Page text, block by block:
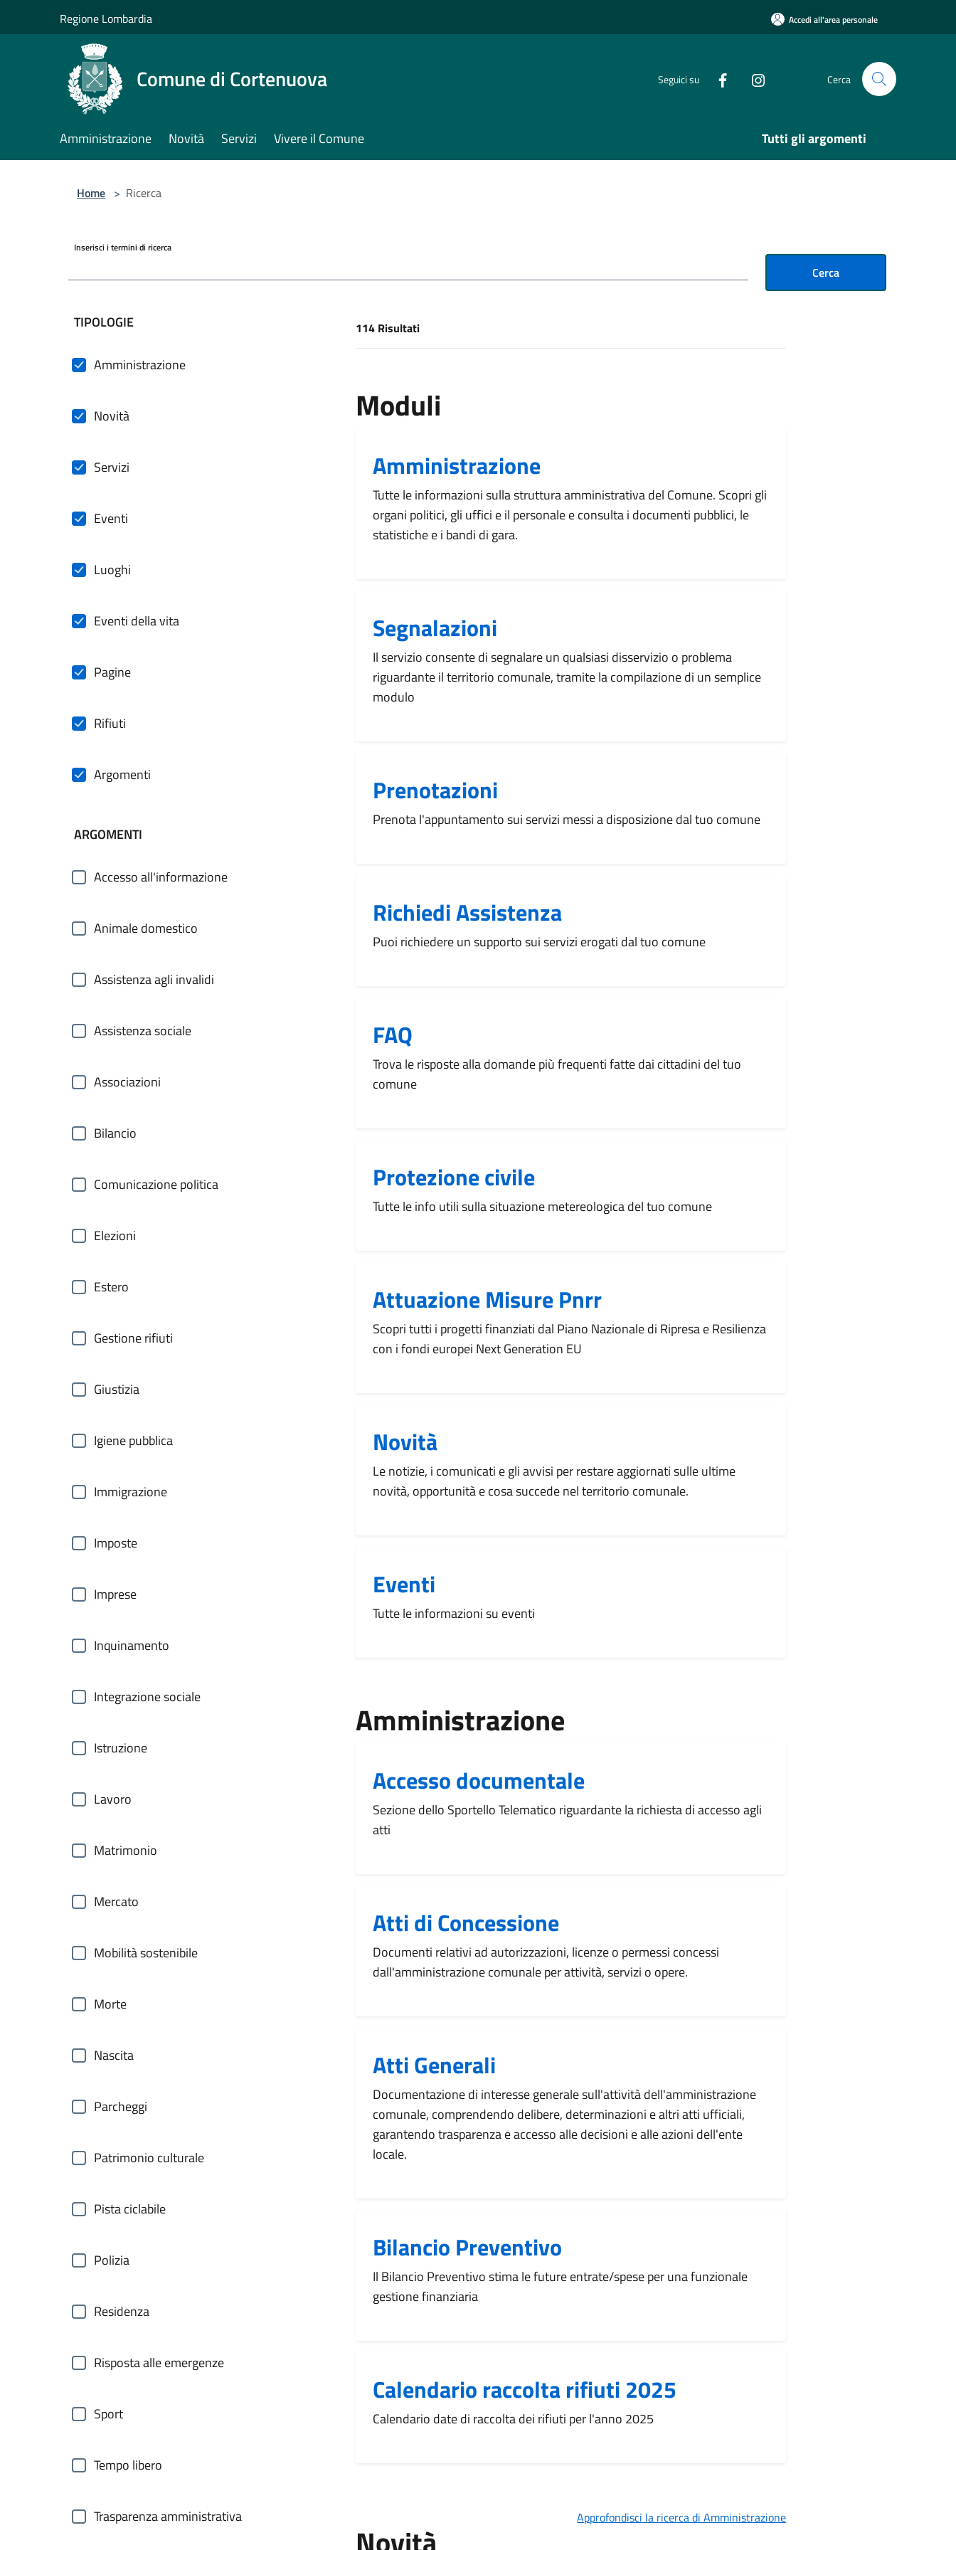
Regione Lombardia Accedi all'area personale
Comune di Cortenuova Seguici su Cerca
Amministrazione Novità Servizi Vivere il Comune Tutti gli argomenti
Home > Ricerca
Inserisci i termini di ricerca
Cerca
filtri da applicare
TIPOLOGIE
Amministrazione
Novità
Servizi
Eventi
Luoghi
Eventi della vita
Pagine
Rifiuti
Argomenti
ARGOMENTI
Accesso all'informazione
Animale domestico
Assistenza agli invalidi
Assistenza sociale
Associazioni
Bilancio
Comunicazione politica
Elezioni
Estero
Gestione rifiuti
Giustizia
Igiene pubblica
Immigrazione
Imposte
Imprese
Inquinamento
Integrazione sociale
Istruzione
Lavoro
Matrimonio
Mercato
Mobilità sostenibile
Morte
Nascita
Parcheggi
Patrimonio culturale
Pista ciclabile
Polizia
Residenza
Risposta alle emergenze
Sport
Tempo libero
Trasparenza amministrativa
[results] Risultati
114 Risultati
Moduli
Amministrazione
Tutte le informazioni sulla struttura amministrativa del Comune. Scopri gli
organi politici, gli uffici e il personale e consulta i documenti pubblici, le
statistiche e i bandi di gara.
Segnalazioni
Il servizio consente di segnalare un qualsiasi disservizio o problema
riguardante il territorio comunale, tramite la compilazione di un semplice
modulo
Prenotazioni
Prenota l'appuntamento sui servizi messi a disposizione dal tuo comune
Richiedi Assistenza
Puoi richiedere un supporto sui servizi erogati dal tuo comune
FAQ
Trova le risposte alla domande più frequenti fatte dai cittadini del tuo
comune
Protezione civile
Tutte le info utili sulla situazione metereologica del tuo comune
Attuazione Misure Pnrr
Scopri tutti i progetti finanziati dal Piano Nazionale di Ripresa e Resilienza
con i fondi europei Next Generation EU
Novità
Le notizie, i comunicati e gli avvisi per restare aggiornati sulle ultime
novità, opportunità e cosa succede nel territorio comunale.
Eventi
Tutte le informazioni su eventi
Amministrazione
Accesso documentale
Sezione dello Sportello Telematico riguardante la richiesta di accesso agli
atti
Atti di Concessione
Documenti relativi ad autorizzazioni, licenze o permessi concessi
dall'amministrazione comunale per attività, servizi o opere.
Atti Generali
Documentazione di interesse generale sull'attività dell'amministrazione
comunale, comprendendo delibere, determinazioni e altri atti ufficiali,
garantendo trasparenza e accesso alle decisioni e alle azioni dell'ente
locale.
Bilancio Preventivo
Il Bilancio Preventivo stima le future entrate/spese per una funzionale
gestione finanziaria
Calendario raccolta rifiuti 2025
Calendario date di raccolta dei rifiuti per l'anno 2025
Approfondisci la ricerca di Amministrazione